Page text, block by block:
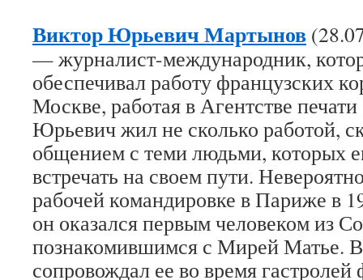
Виктор Юрьевич Мартынов
— журналист-международник,
обеспечивал работу французских
Москве, работая в Агентстве
Юрьевич жил не сколько работой,
общением с теми людьми, которых
встречать на своем пути.
рабочей командировке в Париже в
он оказался первым человеком из
познакомившимся с Мирей Матье.
сопровождал ее во время